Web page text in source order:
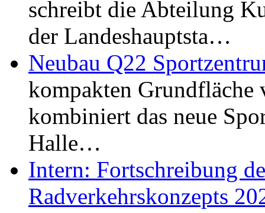
schreibt die Abteilung
der Landeshauptsta…
Neubau Q22
kompakten Grundfläche
kombiniert das neue
Halle…
Intern: Fortschreibung
Radverkehrskonzepts